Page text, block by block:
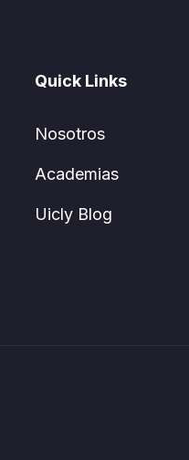
Quick Links
Nosotros
Academias
Uicly Blog